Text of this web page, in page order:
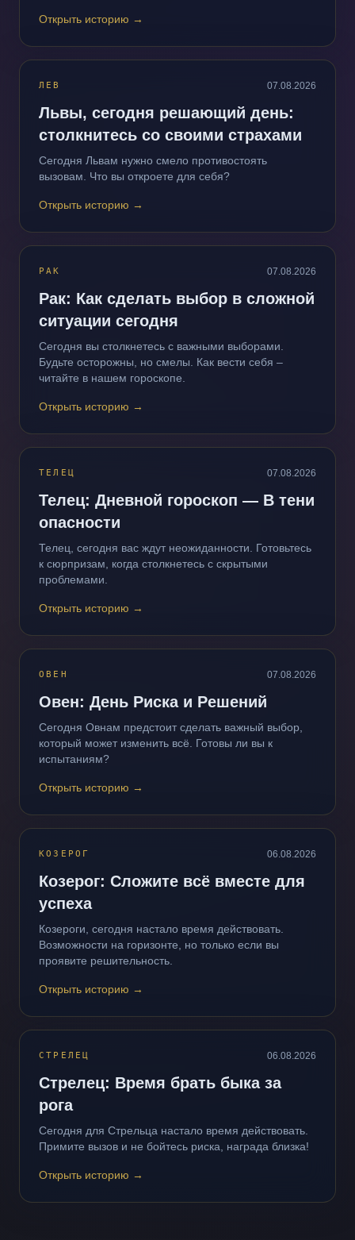
Открыть историю →
ЛЕВ 07.08.2026
Львы, сегодня решающий день:
столкнитесь со своими страхами
Сегодня Львам нужно смело противостоять
вызовам. Что вы откроете для себя?
Открыть историю →
РАК 07.08.2026
Рак: Как сделать выбор в сложной
ситуации сегодня
Сегодня вы столкнетесь с важными выборами.
Будьте осторожны, но смелы. Как вести себя –
читайте в нашем гороскопе.
Открыть историю →
ТЕЛЕЦ 07.08.2026
Телец: Дневной гороскоп — В тени
опасности
Телец, сегодня вас ждут неожиданности. Готовьтесь
к сюрпризам, когда столкнетесь с скрытыми
проблемами.
Открыть историю →
ОВЕН 07.08.2026
Овен: День Риска и Решений
Сегодня Овнам предстоит сделать важный выбор,
который может изменить всё. Готовы ли вы к
испытаниям?
Открыть историю →
КОЗЕРОГ 06.08.2026
Козерог: Сложите всё вместе для
успеха
Козероги, сегодня настало время действовать.
Возможности на горизонте, но только если вы
проявите решительность.
Открыть историю →
СТРЕЛЕЦ 06.08.2026
Стрелец: Время брать быка за
рога
Сегодня для Стрельца настало время действовать.
Примите вызов и не бойтесь риска, награда близка!
Открыть историю →